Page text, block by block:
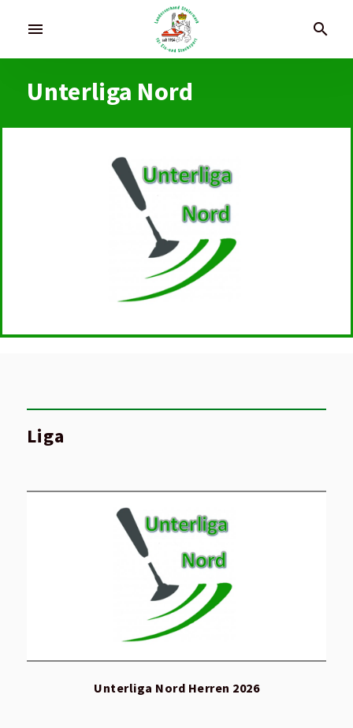
menu search
Unterliga Nord
Liga
Unterliga Nord Herren 2026